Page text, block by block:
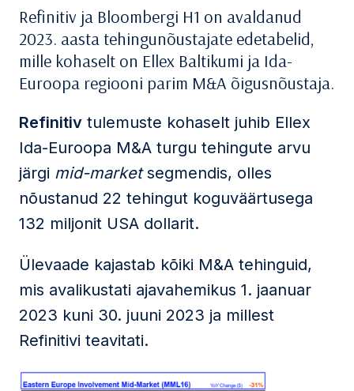
Refinitiv ja Bloombergi H1 on avaldanud
2023. aasta tehingunõustajate edetabelid,
mille kohaselt on Ellex Baltikumi ja Ida-
Euroopa regiooni parim M&A õigusnõustaja.
Refinitiv tulemuste kohaselt juhib Ellex
Ida-Euroopa M&A turgu tehingute arvu
järgi mid-marketsegmendis, olles
nõustanud 22 tehingut koguväärtusega
132 miljonit USA dollarit.
Ülevaade kajastab kõiki M&A tehinguid,
mis avalikustati ajavahemikus 1. jaanuar
2023 kuni 30. juuni 2023 ja millest
Refinitivi teavitati.